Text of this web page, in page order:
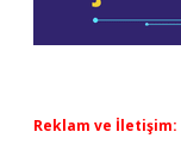
Reklam ve İletişim: